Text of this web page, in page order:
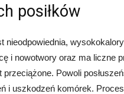
posiłków
i nowotwory oraz ma liczne
Powoli
i uszkodzeń komórek.